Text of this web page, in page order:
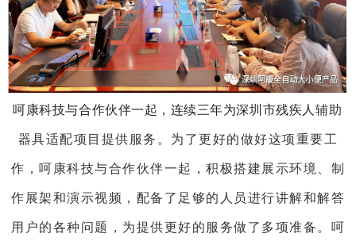
呵康科技与合作伙伴一起，连续三年为深圳市残疾人辅助
器具适配项目提供服务。为了更好的做好这项重要工
作，呵康科技与合作伙伴一起，积极搭建展示环境、制
作展架和演示视频，配备了足够的人员进行讲解和解答
用户的各种问题，为提供更好的服务做了多项准备。呵